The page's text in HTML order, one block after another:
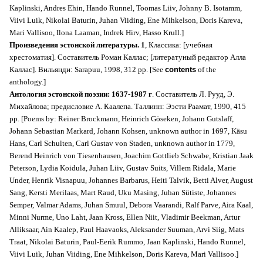
Kaplinski, Andres Ehin, Hando Runnel, Toomas Liiv, Johnny B. Isotamm,
Viivi Luik, Nikolai Baturin, Juhan Viiding, Ene Mihkelson, Doris Kareva,
Mari Vallisoo, Ilona Laaman, Indrek Hirv, Hasso Krull.]
Произведения эстонской литературы. 1, Классика: [учебная
хрестоматия]. Cоставитель Роман Каллас; [литератуный редактор Алла
Каллас]. Вильянди: Sarapuu, 1998, 312 pp. [See contents of the
anthology.]
Антология эстонской поэзии: 1637-1987 г. Составитель Л. Рууд, Э.
Михайлова; предисловие А. Каалепа. Таллинн: Ээсти Раамат, 1990, 415
pp. [Poems by: Reiner Brockmann, Heinrich Göseken, Johann Gutslaff,
Johann Sebastian Markard, Johann Kohsen, unknown author in 1697, Käsu
Hans, Carl Schulten, Carl Gustav von Staden, unknown author in 1779,
Berend Heinrich von Tiesenhausen, Joachim Gottlieb Schwabe, Kristian Jaak
Peterson, Lydia Koidula, Juhan Liiv, Gustav Suits, Villem Ridala, Marie
Under, Henrik Visnapuu, Johannes Barbarus, Heiti Talvik, Betti Alver, August
Sang, Kersti Merilaas, Mart Raud, Uku Masing, Juhan Sütiste, Johannes
Semper, Valmar Adams, Juhan Smuul, Debora Vaarandi, Ralf Parve, Aira Kaal,
Minni Nurme, Uno Laht, Jaan Kross, Ellen Niit, Vladimir Beekman, Artur
Alliksaar, Ain Kaalep, Paul Haavaoks, Aleksander Suuman, Arvi Siig, Mats
Traat, Nikolai Baturin, Paul-Eerik Rummo, Jaan Kaplinski, Hando Runnel,
Viivi Luik, Juhan Viiding, Ene Mihkelson, Doris Kareva, Mari Vallisoo.]